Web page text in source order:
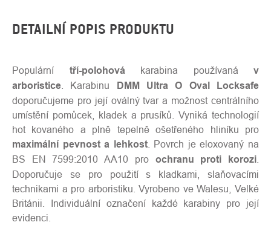
DETAILNÍ POPIS PRODUKTU
Populární tří-polohová karabina používaná v
arboristice . Karabinu DMM Ultra O Oval Locksafe
doporučujeme pro její oválný tvar a možnost centrálního
umístění pomůcek, kladek a prusíků. Vyniká technologií
hot kovaného a plně tepelně ošetřeného hliníku pro
maximální pevnost a lehkost. Povrch je eloxovaný na
BS EN 7599:2010 AA10 pro ochranu proti korozi
Doporučuje se pro použití s kladkami, slaňovacími
technikami a pro arboristiku. Vyrobeno ve Walesu, Velké
Británii. Individuální označení každé karabiny pro její
evidenci.